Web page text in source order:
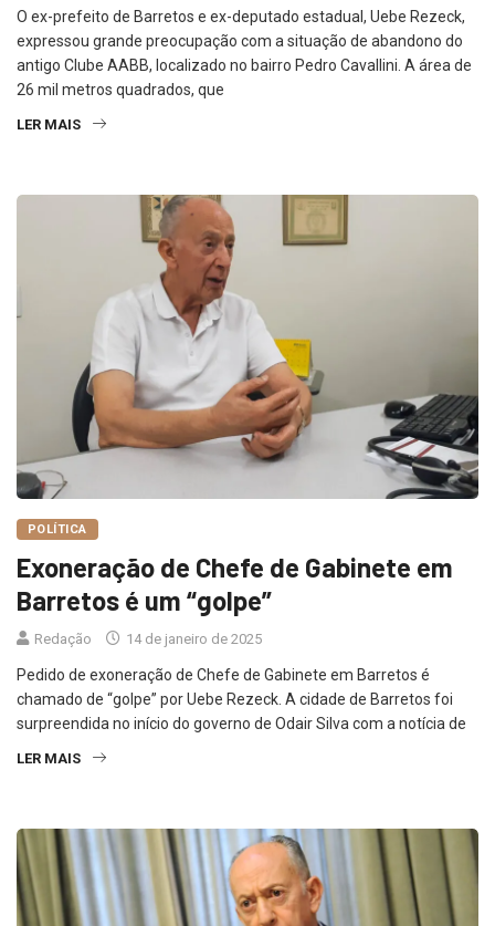
O ex-prefeito de Barretos e ex-deputado estadual, Uebe Rezeck,
expressou grande preocupação com a situação de abandono do
antigo Clube AABB, localizado no bairro Pedro Cavallini. A área de
26 mil metros quadrados, que
LER MAIS
POLÍTICA
Exoneração de Chefe de Gabinete em
Barretos é um “golpe”
Redação 14 de janeiro de 2025
Pedido de exoneração de Chefe de Gabinete em Barretos é
chamado de “golpe” por Uebe Rezeck. A cidade de Barretos foi
surpreendida no início do governo de Odair Silva com a notícia de
LER MAIS